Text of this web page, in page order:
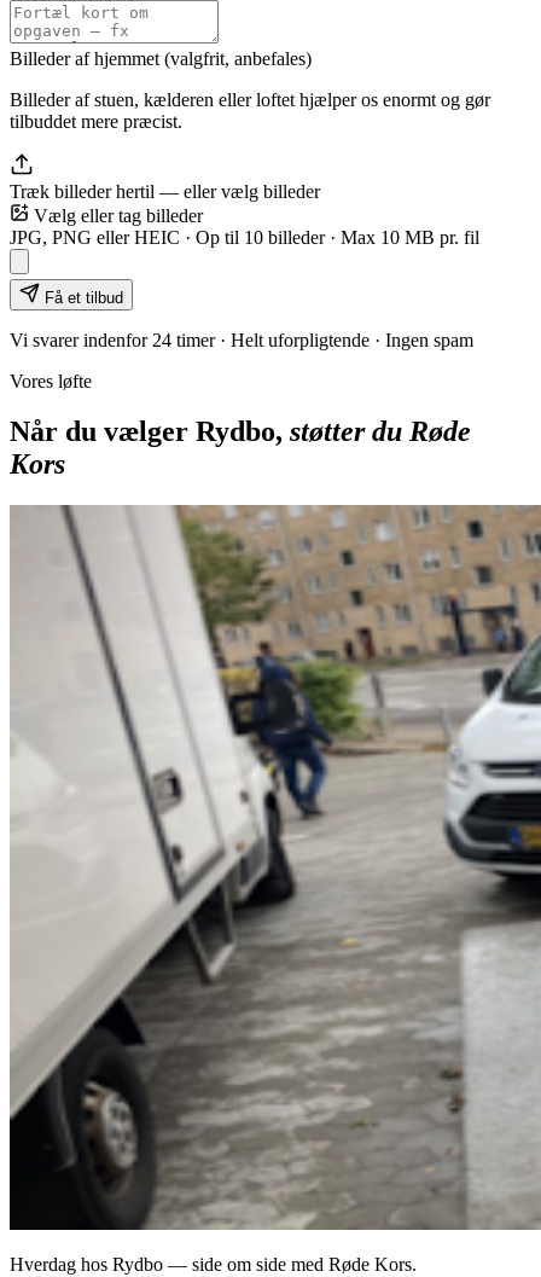
Billeder af hjemmet (valgfrit, anbefales)
Billeder af stuen, kælderen eller loftet hjælper os enormt og gør
tilbuddet mere præcist.
Træk billeder hertil — ellervælg billeder
Vælg eller tag billeder
JPG, PNG eller HEIC · Op til 10 billeder · Max 10 MB pr. fil
Få et tilbud
Vi svarer indenfor 24 timer · Helt uforpligtende · Ingen spam
Vores løfte
Når du vælger Rydbo, støtter du Røde
Kors
Hverdag hos Rydbo — side om side med Røde Kors.